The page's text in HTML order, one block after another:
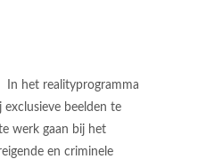
In het realityprogramma
exclusieve beelden te
werk gaan bij het
en criminele